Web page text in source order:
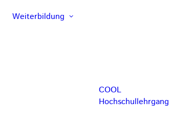
Weiterbildung
COOL
Hochschullehrgang